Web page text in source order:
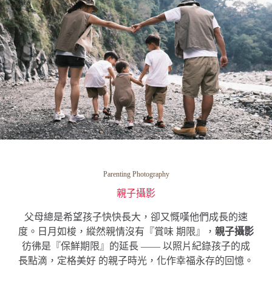
Parenting Photography
親子攝影
父母總是希望孩子快快長大，卻又慨嘆他們成長的速
度。日月如梭，縱然親情沒有『賞味 期限』， 親子攝影
彷彿是『保鮮期限』的延長 —— 以照片紀錄孩子的成
長點滴，定格美好 的親子時光，化作幸福永存的回憶。